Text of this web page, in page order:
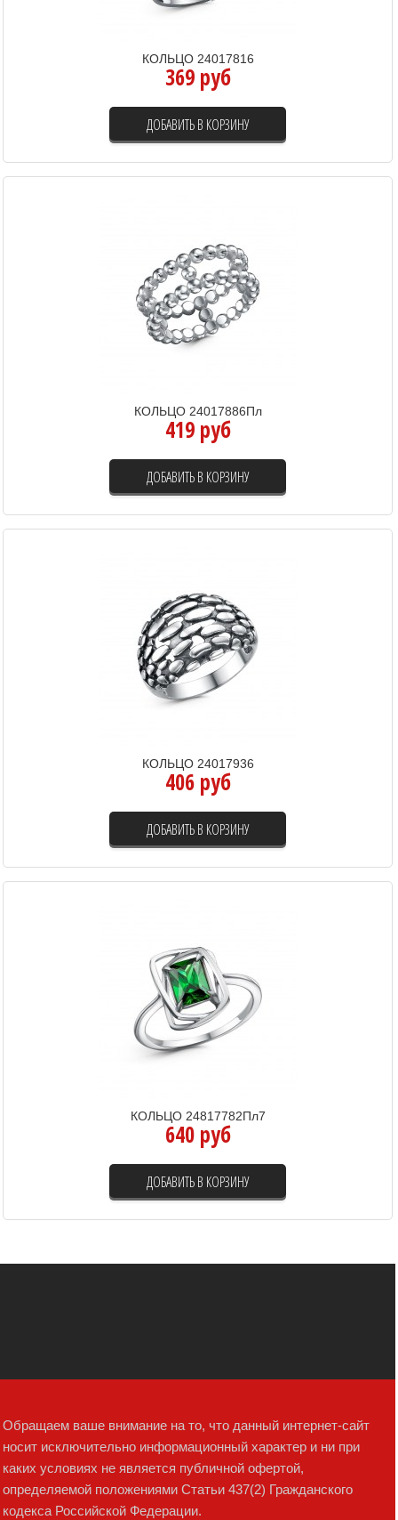
КОЛЬЦО 24017816
369 руб
ДОБАВИТЬ В КОРЗИНУ
КОЛЬЦО 24017886Пл
419 руб
ДОБАВИТЬ В КОРЗИНУ
КОЛЬЦО 24017936
406 руб
ДОБАВИТЬ В КОРЗИНУ
КОЛЬЦО 24817782Пл7
640 руб
ДОБАВИТЬ В КОРЗИНУ
Обращаем ваше внимание на то, что данный интернет-сайт
носит исключительно информационный характер и ни при
каких условиях не является публичной офертой,
определяемой положениями Статьи 437(2) Гражданского
кодекса Российской Федерации.